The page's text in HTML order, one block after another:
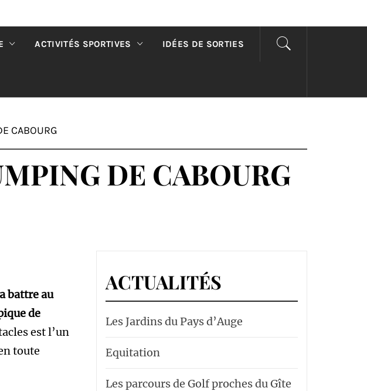
ACTIVITÉS SPORTIVES IDÉES DE SORTIES
CABOURG
DE CABOURG
battre au
de
est l’un
toute
ACTUALITÉS
Les Jardins du Pays d’Auge
Equitation
Les parcours de Golf proches du Gîte